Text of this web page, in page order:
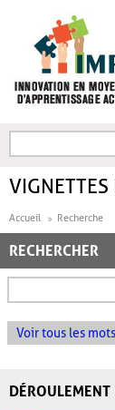
FORMULAIRE
VIGNETTES
Accueil Recherche
RECHERCHER
Voir tous les